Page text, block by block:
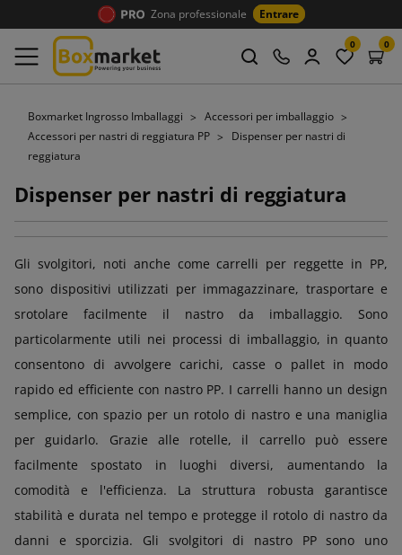
Zona professionale Entrare
0 0
Boxmarket Ingrosso Imballaggi
Accessori per imballaggio
Accessori per nastri di reggiatura PP
Dispenser per nastri di
reggiatura
Dispenser per nastri di reggiatura
Gli svolgitori, noti anche come carrelli per reggette in PP,
sono dispositivi utilizzati per immagazzinare, trasportare e
srotolare facilmente il nastro da imballaggio. Sono
particolarmente utili nei processi di imballaggio, in quanto
consentono di avvolgere carichi, casse o pallet in modo
rapido ed efficiente con nastro PP. I carrelli hanno un design
semplice, con spazio per un rotolo di nastro e una maniglia
per guidarlo. Grazie alle rotelle, il carrello può essere
facilmente spostato in luoghi diversi, aumentando la
comodità e l'efficienza. La struttura robusta garantisce
stabilità e durata nel tempo e protegge il rotolo di nastro da
danni e sporcizia. Gli svolgitori di nastro PP sono uno